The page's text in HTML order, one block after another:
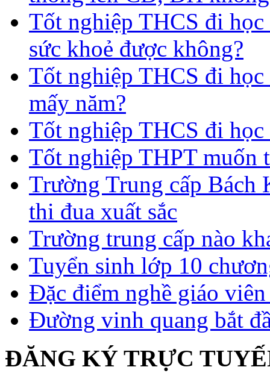
Tốt nghiệp THCS đi học
sức khoẻ được không?
Tốt nghiệp THCS đi
mấy năm?
Tốt nghiệp THCS đi
Tốt nghiệp THPT muốn
Trường Trung cấp Bách
thi đua xuất sắc
Trường trung cấp nào
Tuyển sinh lớp 10
Đặc điểm nghề giáo
Đường vinh quang bắt
ĐĂNG KÝ TRỰC